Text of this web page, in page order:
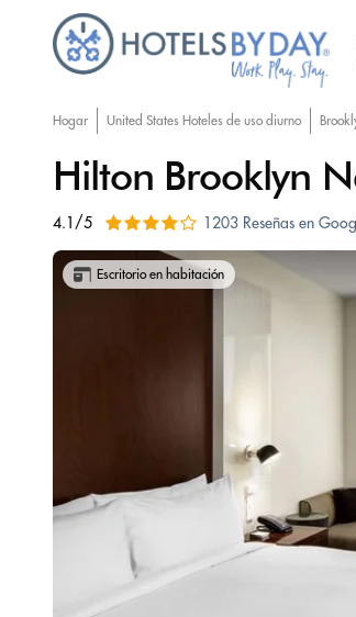
Hogar United States Hoteles de uso diurno
Hilton Brooklyn
4.1/5 1203 Reseñas en
Escritorio en habitación